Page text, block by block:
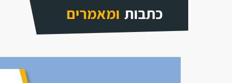
כתבות ומאמרים